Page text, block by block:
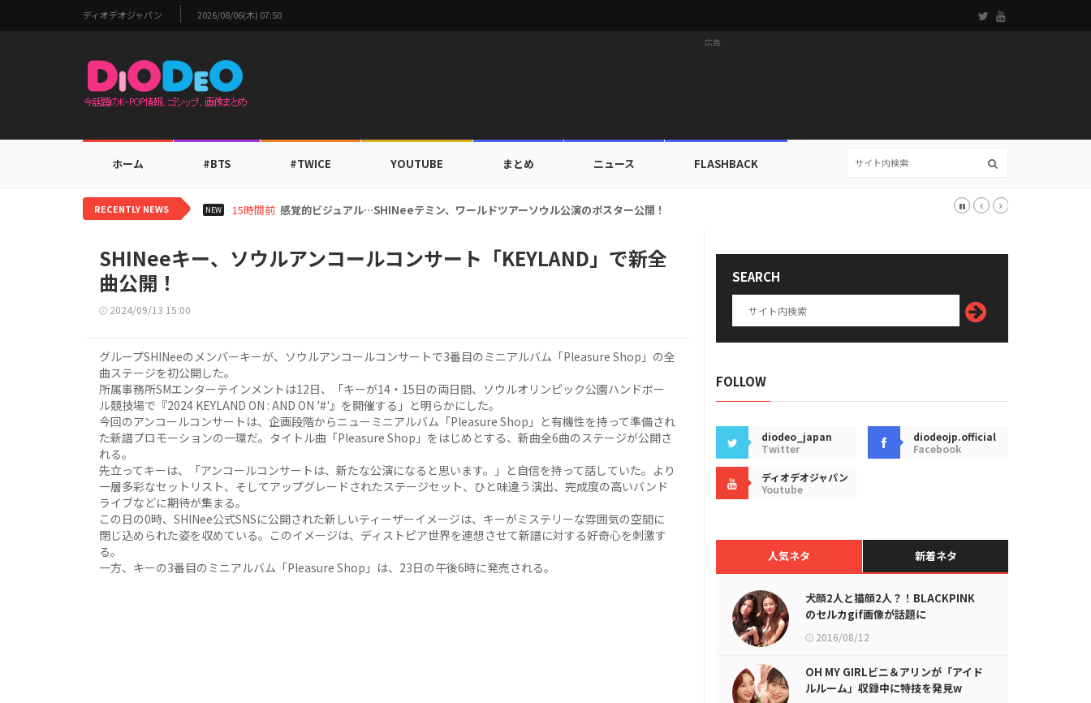
ディオデオジャパン 2026/08/06(木) 07:50
広告
ホーム #BTS #TWICE YOUTUBE まとめ ニュース FLASHBACK
RECENTLY NEWS NEW 17時間前 i-dleシュファ、ブランドン「セーフ・デイズ」と日常・旅行スタイルを提案！
SHINeeキー、ソウルアンコールコンサート「KEYLAND」で新全
曲公開！
2024/09/13 15:00
グループSHINeeのメンバーキーが、ソウルアンコールコンサートで3番目のミニアルバム「Pleasure Shop」の全
曲ステージを初公開した。
所属事務所SMエンターテインメントは12日、「キーが14・15日の両日間、ソウルオリンピック公園ハンドボー
ル競技場で『2024 KEYLAND ON : AND ON '#'』を開催する」と明らかにした。
今回のアンコールコンサートは、企画段階からニューミニアルバム「Pleasure Shop」と有機性を持って準備され
た新譜プロモーションの一環だ。タイトル曲「Pleasure Shop」をはじめとする、新曲全6曲のステージが公開さ
れる。
先立ってキーは、「アンコールコンサートは、新たな公演になると思います。」と自信を持って話していた。より
一層多彩なセットリスト、そしてアップグレードされたステージセット、ひと味違う演出、完成度の高いバンド
ライブなどに期待が集まる。
この日の0時、SHINee公式SNSに公開された新しいティーザーイメージは、キーがミステリーな雰囲気の空間に
閉じ込められた姿を収めている。このイメージは、ディストピア世界を連想させて新譜に対する好奇心を刺激す
る。
一方、キーの3番目のミニアルバム「Pleasure Shop」は、23日の午後6時に発売される。
SEARCH
FOLLOW
diodeo_japan
Twitter
diodeojp.official
Facebook
ディオデオジャパン
Youtube
人気ネタ 新着ネタ
犬顔2人と猫顔2人？！BLACKPINK
のセルカgif画像が話題に
2016/08/12
OH MY GIRLビニ＆アリンが「アイド
ルルーム」収録中に特技を発見w